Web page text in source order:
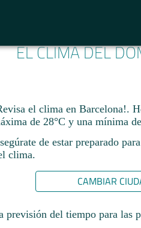
EL CLIMA DEL
el clima en Barcelona!.
de 28°C y una mínima
de estar preparado
clima.
CAMBIAR
previsión del tiempo para las